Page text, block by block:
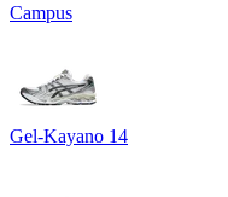
Campus
Gel-Kayano 14